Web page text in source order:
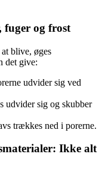
fuger og frost
blive, øges
det give:
udvider sig ved
udvider sig og skubber
trækkes ned i porerne.
Ikke alt